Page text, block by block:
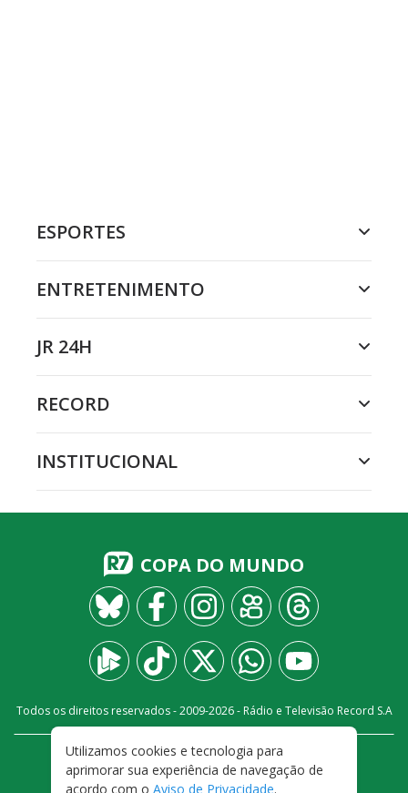
ESPORTES
ENTRETENIMENTO
JR 24H
RECORD
INSTITUCIONAL
COPA DO MUNDO
Todos os direitos reservados - 2009-2026- Rádio e Televisão Record S.A
FALE CONOSCO
PRIVACIDADE
TERMOS E CONDIÇÕES DE USO
Utilizamos cookies e tecnologia para
aprimorar sua experiência de navegação de
acordo com o Aviso de Privacidade.